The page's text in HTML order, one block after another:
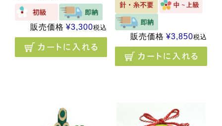
販売価格 ¥3,300税込
販売価格 ¥3,850税込